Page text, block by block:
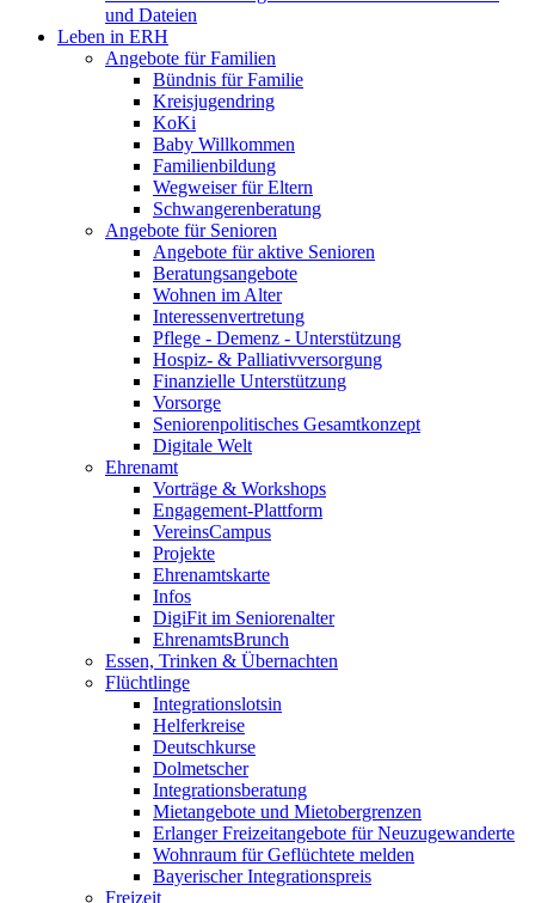
und Dateien
Leben in ERH
Angebote für Familien
Bündnis für Familie
Kreisjugendring
KoKi
Baby Willkommen
Familienbildung
Wegweiser für Eltern
Schwangerenberatung
Angebote für Senioren
Angebote für aktive Senioren
Beratungsangebote
Wohnen im Alter
Interessenvertretung
Pflege - Demenz - Unterstützung
Hospiz- & Palliativversorgung
Finanzielle Unterstützung
Vorsorge
Seniorenpolitisches Gesamtkonzept
Digitale Welt
Ehrenamt
Vorträge & Workshops
Engagement-Plattform
VereinsCampus
Projekte
Ehrenamtskarte
Infos
DigiFit im Seniorenalter
EhrenamtsBrunch
Essen, Trinken & Übernachten
Flüchtlinge
Integrationslotsin
Helferkreise
Deutschkurse
Dolmetscher
Integrationsberatung
Mietangebote und Mietobergrenzen
Erlanger Freizeitangebote für Neuzugewanderte
Wohnraum für Geflüchtete melden
Bayerischer Integrationspreis
Freizeit